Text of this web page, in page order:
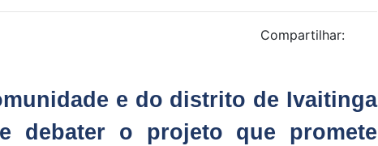
Compartilhar:
e do distrito de Ivaitinga
debater o projeto que promete